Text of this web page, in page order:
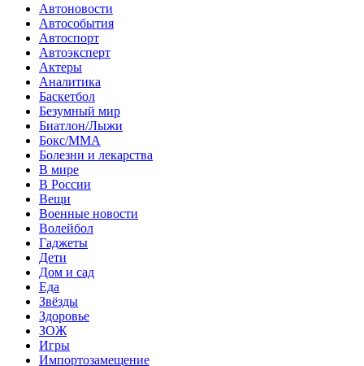
Автоновости
Автособытия
Автоспорт
Автоэксперт
Актеры
Аналитика
Баскетбол
Безумный мир
Биатлон/Лыжи
Бокс/MMA
Болезни и лекарства
В мире
В России
Вещи
Военные новости
Волейбол
Гаджеты
Дети
Дом и сад
Еда
Звёзды
Здоровье
ЗОЖ
Игры
Импортозамещение